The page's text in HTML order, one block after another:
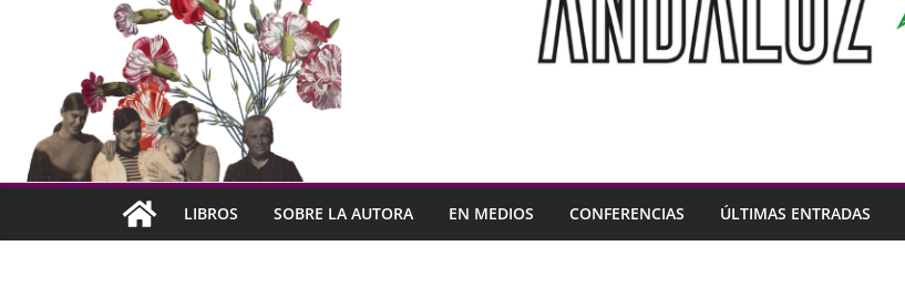
LIBROS SOBRE LA AUTORA EN MEDIOS CONFERENCIAS ÚLTIMAS ENTRADAS